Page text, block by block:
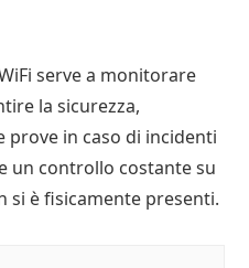
serve a monitorare
la sicurezza,
prove in caso di incidenti
un controllo costante su
si è fisicamente presenti.